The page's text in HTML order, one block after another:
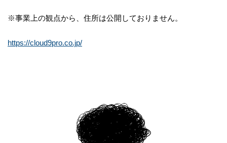
※事業上の観点から、住所は公開しておりません。
https://cloud9pro.co.jp/